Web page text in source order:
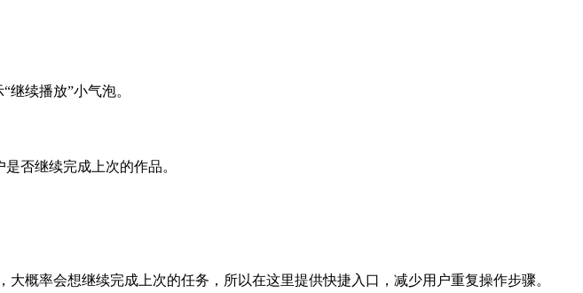
续播放”小气泡。
否继续完成上次的作品。
概率会想继续完成上次的任务，所以在这里提供快捷入口，减少用户重复操作步骤。